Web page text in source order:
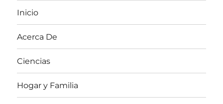
Inicio
Acerca De
Ciencias
Hogar y Familia